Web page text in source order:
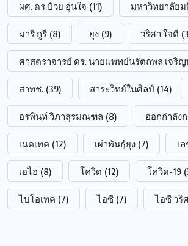
ผศ. ดร.ป๋วย อุ่นใจ (11) มหาวิทยาลัย
มารี กูรี (8) ยุง (9) วริศา ใจดี
ศาสตราจารย์ ดร. นายแพทย์นรัตถพล เจริ
สวทช. (39) สาระวิทย์ในศิลป์ (14)
อรพินท์ วิภาสุรมณฑล (8) ออกกำลัง
เนคเทค (12) เผ่าพันธุ์ยุง (7) เ
เอไอ (8) โควิด (12) โควิด-19
ไบโอเทค (7) ไอซี (7) ไอซี วริ